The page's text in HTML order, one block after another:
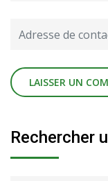
Rechercher